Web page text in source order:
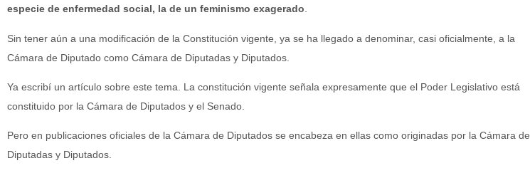
especie de enfermedad social, la de un feminismo exagerado
Sin tener aún a una modificación de la Constitución vigente, ya se ha llegado a denominar, casi oficialmente, a la
Cámara de Diputado como Cámara de Diputadas y Diputados.
Ya escribí un artículo sobre este tema. La constitución vigente señala expresamente que el Poder Legislativo está
constituido por la Cámara de Diputados y el Senado.
Pero en publicaciones oficiales de la Cámara de Diputados se encabeza en ellas como originadas por la Cámara de
Diputadas y Diputados.